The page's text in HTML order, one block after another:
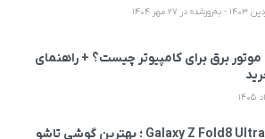
موتور برق برای کامپیوتر چیست؟ + راهنمای
بررسی Galaxy Z Fold8 Ultra ؛ بهترین گوشی تاشو